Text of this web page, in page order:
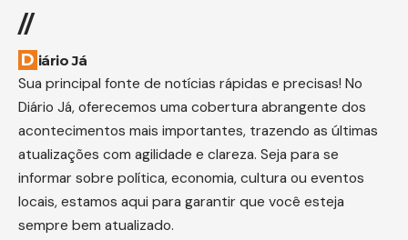
//
Diário Já
Sua principal fonte de notícias rápidas e precisas! No
Diário Já, oferecemos uma cobertura abrangente dos
acontecimentos mais importantes, trazendo as últimas
atualizações com agilidade e clareza. Seja para se
informar sobre política, economia, cultura ou eventos
locais, estamos aqui para garantir que você esteja
sempre bem atualizado.